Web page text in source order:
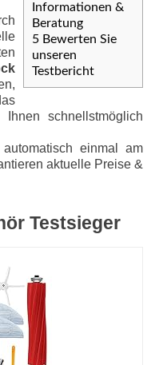
Informationen &
Beratung
5 Bewerten Sie
unseren
Testbericht
Ihnen schnellstmöglich
einmal am
aktuelle Preise &
Testsieger